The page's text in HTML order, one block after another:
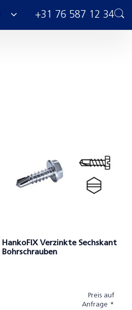
+31 76 587 12 34
HankoFIX Verzinkte Sechskant
Bohrschrauben
Preis auf
Anfrage *